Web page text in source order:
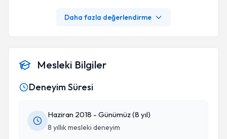
Daha fazla değerlendirme
Mesleki Bilgiler
Deneyim Süresi
Haziran 2018 - Günümüz (8 yıl)
8 yıllık mesleki deneyim